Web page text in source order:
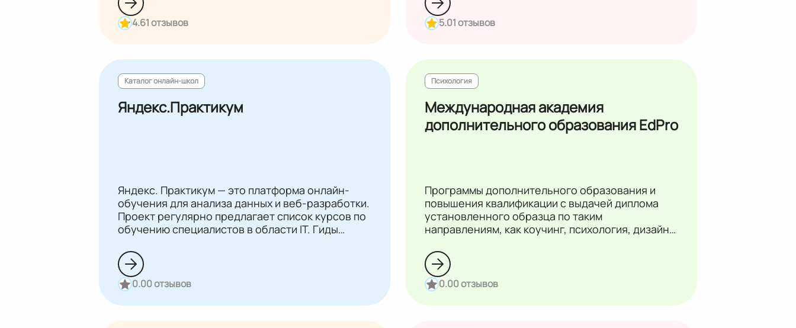
4.61 отзывов 5.01 отзывов
Каталог онлайн-школ
Яндекс.Практикум
Яндекс. Практикум — это платформа онлайн-
обучения для анализа данных и веб-разработки.
Проект регулярно предлагает список курсов по
обучению специалистов в области IТ. Гиды
студенты получат сертификат по окончании
курса и сдачи итогового проекта.
0.00 отзывов
Психология
Международная академия
дополнительного образования EdPro
Программы дополнительного образования и
повышения квалификации с выдачей диплома
установленного образца по таким
направлениям, как коучинг, психология, дизайн,
0.00 отзывов